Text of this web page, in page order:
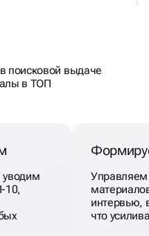
ПОИСК
поисковой выдаче
в ТОП
уводим
10,
Управляем
интервью,
что